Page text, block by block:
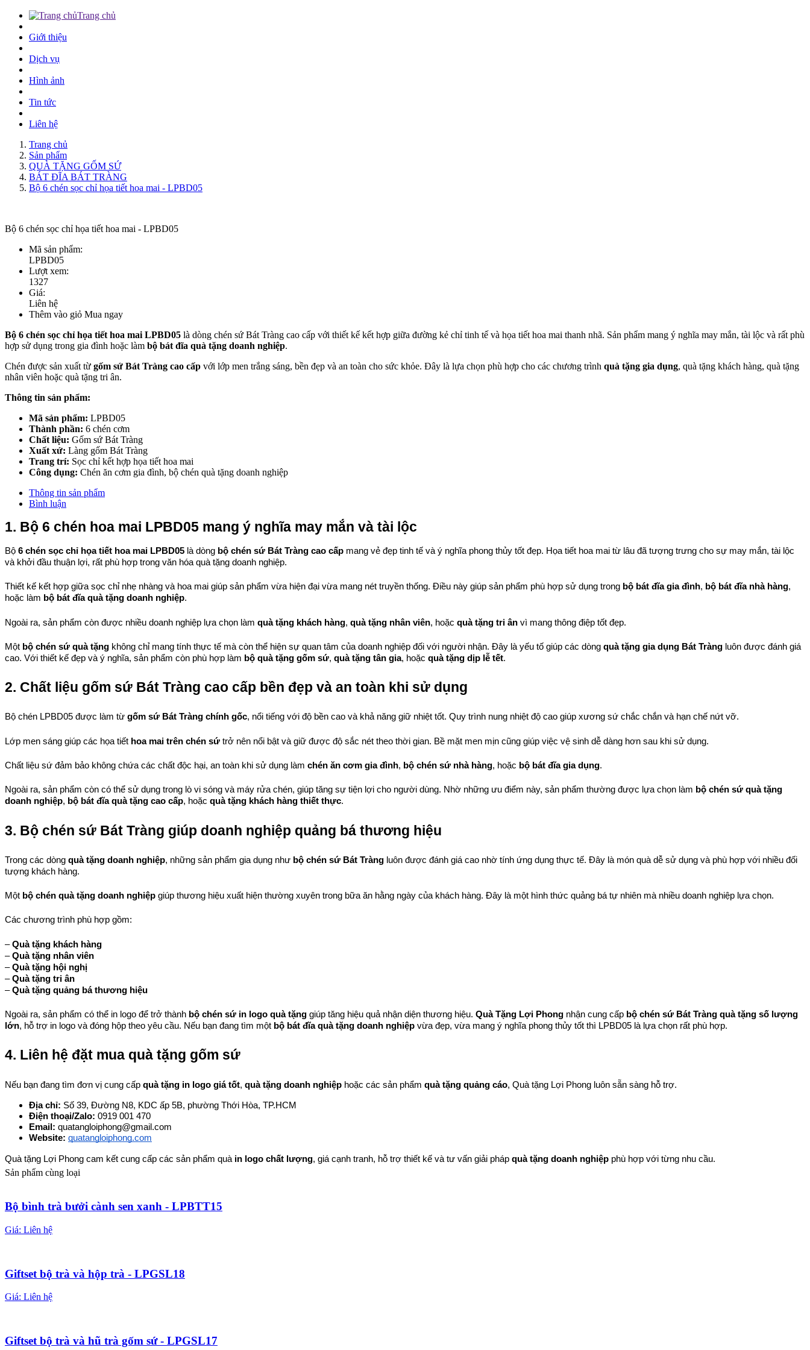
Trang chủ
Giới thiệu
Dịch vụ
Hình ảnh
Tin tức
Liên hệ
Trang chủ
Sản phẩm
QUÀ TẶNG GỐM SỨ
BÁT ĐĨA BÁT TRÀNG
Bộ 6 chén sọc chỉ họa tiết hoa mai - LPBD05
Bộ 6 chén sọc chỉ họa tiết hoa mai - LPBD05
Mã sản phẩm:
LPBD05
Lượt xem:
1327
Giá:
Liên hệ
Thêm vào giỏ Mua ngay
Bộ 6 chén sọc chỉ họa tiết hoa mai LPBD05 là dòng chén sứ Bát Tràng cao cấp với thiết kế kết hợp giữa đường kẻ chỉ tinh tế và họa tiết hoa mai thanh nhã. Sản phẩm mang ý nghĩa may mắn, tài lộc và rất phù
hợp sử dụng trong gia đình hoặc làm bộ bát đĩa quà tặng doanh nghiệp.
Chén được sản xuất từ gốm sứ Bát Tràng cao cấp với lớp men trắng sáng, bền đẹp và an toàn cho sức khỏe. Đây là lựa chọn phù hợp cho các chương trình quà tặng gia dụng, quà tặng khách hàng, quà tặng
nhân viên hoặc quà tặng tri ân.
Thông tin sản phẩm:
Mã sản phẩm: LPBD05
Thành phần: 6 chén cơm
Chất liệu: Gốm sứ Bát Tràng
Xuất xứ: Làng gốm Bát Tràng
Trang trí: Sọc chỉ kết hợp họa tiết hoa mai
Công dụng: Chén ăn cơm gia đình, bộ chén quà tặng doanh nghiệp
Thông tin sản phẩm
Bình luận
1. Bộ 6 chén hoa mai LPBD05 mang ý nghĩa may mắn và tài lộc
Bộ 6 chén sọc chỉ họa tiết hoa mai LPBD05 là dòng bộ chén sứ Bát Tràng cao cấp mang vẻ đẹp tinh tế và ý nghĩa phong thủy tốt đẹp. Họa tiết hoa mai từ lâu đã tượng trưng cho sự may mắn, tài lộc
và khởi đầu thuận lợi, rất phù hợp trong văn hóa quà tặng doanh nghiệp.
Thiết kế kết hợp giữa sọc chỉ nhẹ nhàng và hoa mai giúp sản phẩm vừa hiện đại vừa mang nét truyền thống. Điều này giúp sản phẩm phù hợp sử dụng trong bộ bát đĩa gia đình, bộ bát đĩa nhà hàng,
hoặc làm bộ bát đĩa quà tặng doanh nghiệp.
Ngoài ra, sản phẩm còn được nhiều doanh nghiệp lựa chọn làm quà tặng khách hàng, quà tặng nhân viên, hoặc quà tặng tri ân vì mang thông điệp tốt đẹp.
Một bộ chén sứ quà tặng không chỉ mang tính thực tế mà còn thể hiện sự quan tâm của doanh nghiệp đối với người nhận. Đây là yếu tố giúp các dòng quà tặng gia dụng Bát Tràng luôn được đánh giá
cao. Với thiết kế đẹp và ý nghĩa, sản phẩm còn phù hợp làm bộ quà tặng gốm sứ, quà tặng tân gia, hoặc quà tặng dịp lễ tết.
2. Chất liệu gốm sứ Bát Tràng cao cấp bền đẹp và an toàn khi sử dụng
Bộ chén LPBD05 được làm từ gốm sứ Bát Tràng chính gốc, nổi tiếng với độ bền cao và khả năng giữ nhiệt tốt. Quy trình nung nhiệt độ cao giúp xương sứ chắc chắn và hạn chế nứt vỡ.
Lớp men sáng giúp các họa tiết hoa mai trên chén sứ trở nên nổi bật và giữ được độ sắc nét theo thời gian. Bề mặt men mịn cũng giúp việc vệ sinh dễ dàng hơn sau khi sử dụng.
Chất liệu sứ đảm bảo không chứa các chất độc hại, an toàn khi sử dụng làm chén ăn cơm gia đình, bộ chén sứ nhà hàng, hoặc bộ bát đĩa gia dụng.
Ngoài ra, sản phẩm còn có thể sử dụng trong lò vi sóng và máy rửa chén, giúp tăng sự tiện lợi cho người dùng. Nhờ những ưu điểm này, sản phẩm thường được lựa chọn làm bộ chén sứ quà tặng
doanh nghiệp, bộ bát đĩa quà tặng cao cấp, hoặc quà tặng khách hàng thiết thực.
3. Bộ chén sứ Bát Tràng giúp doanh nghiệp quảng bá thương hiệu
Trong các dòng quà tặng doanh nghiệp, những sản phẩm gia dụng như bộ chén sứ Bát Tràng luôn được đánh giá cao nhờ tính ứng dụng thực tế. Đây là món quà dễ sử dụng và phù hợp với nhiều đối
tượng khách hàng.
Một bộ chén quà tặng doanh nghiệp giúp thương hiệu xuất hiện thường xuyên trong bữa ăn hằng ngày của khách hàng. Đây là một hình thức quảng bá tự nhiên mà nhiều doanh nghiệp lựa chọn.
Các chương trình phù hợp gồm:
– Quà tặng khách hàng
– Quà tặng nhân viên
– Quà tặng hội nghị
– Quà tặng tri ân
– Quà tặng quảng bá thương hiệu
Ngoài ra, sản phẩm có thể in logo để trở thành bộ chén sứ in logo quà tặng giúp tăng hiệu quả nhận diện thương hiệu. Quà Tặng Lợi Phong nhận cung cấp bộ chén sứ Bát Tràng quà tặng số lượng
lớn, hỗ trợ in logo và đóng hộp theo yêu cầu. Nếu bạn đang tìm một bộ bát đĩa quà tặng doanh nghiệp vừa đẹp, vừa mang ý nghĩa phong thủy tốt thì LPBD05 là lựa chọn rất phù hợp.
4. Liên hệ đặt mua quà tặng gốm sứ
Nếu bạn đang tìm đơn vị cung cấp quà tặng in logo giá tốt, quà tặng doanh nghiệp hoặc các sản phẩm quà tặng quảng cáo, Quà tặng Lợi Phong luôn sẵn sàng hỗ trợ.
Địa chỉ: Số 39, Đường N8, KDC ấp 5B, phường Thới Hòa, TP.HCM
Điện thoại/Zalo: 0919 001 470
Email: quatangloiphong@gmail.com
Website: quatangloiphong.com
Quà tặng Lợi Phong cam kết cung cấp các sản phẩm quà in logo chất lượng, giá cạnh tranh, hỗ trợ thiết kế và tư vấn giải pháp quà tặng doanh nghiệp phù hợp với từng nhu cầu.
Sản phẩm cùng loại
Bộ bình trà bưởi cành sen xanh - LPBTT15
Giá: Liên hệ
Giftset bộ trà và hộp trà - LPGSL18
Giá: Liên hệ
Giftset bộ trà và hũ trà gốm sứ - LPGSL17